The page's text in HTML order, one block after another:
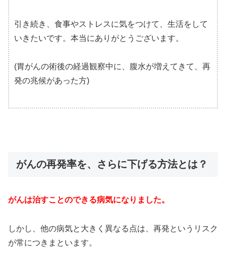
引き続き、食事やストレスに気をつけて、生活をして
いきたいです。本当にありがとうございます。
(胃がんの術後の経過観察中に、腹水が増えてきて、再
発の兆候があった方)
がんの再発率を、さらに下げる方法とは？
がんは治すことのできる病気になりました。
しかし、他の病気と大きく異なる点は、再発というリスク
が常につきまといます。